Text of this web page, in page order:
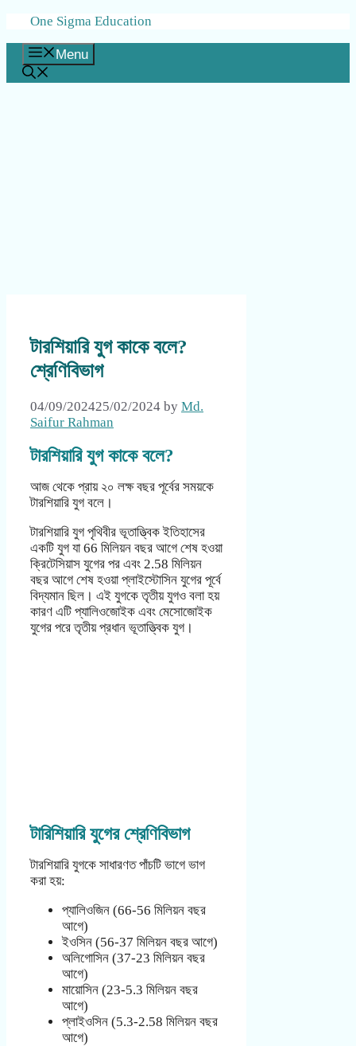
Skip
content
One Sigma Education
Menu
টারশিয়ারি যুগ কাকে বলে?
শ্রেণিবিভাগ
04/09/202425/02/2024 by Md.
Saifur Rahman
টারশিয়ারি যুগ কাকে বলে?
আজ থেকে প্রায় ২০ লক্ষ বছর পূর্বের সময়কে
টারশিয়ারি যুগ বলে।
টারশিয়ারি যুগ পৃথিবীর ভূতাত্ত্বিক ইতিহাসের
একটি যুগ যা 66 মিলিয়ন বছর আগে শেষ হওয়া
ক্রিটেসিয়াস যুগের পর এবং 2.58 মিলিয়ন
বছর আগে শেষ হওয়া প্লাইস্টোসিন যুগের পূর্বে
বিদ্যমান ছিল। এই যুগকে তৃতীয় যুগও বলা হয়
কারণ এটি প্যালিওজোইক এবং মেসোজোইক
যুগের পরে তৃতীয় প্রধান ভূতাত্ত্বিক যুগ।
টারিশিয়ারি যুগের শ্রেণিবিভাগ
টারশিয়ারি যুগকে সাধারণত পাঁচটি ভাগে ভাগ
করা হয়:
প্যালিওজিন (66-56 মিলিয়ন বছর
আগে)
ইওসিন (56-37 মিলিয়ন বছর আগে)
অলিগোসিন (37-23 মিলিয়ন বছর
আগে)
মায়োসিন (23-5.3 মিলিয়ন বছর
আগে)
প্লাইওসিন (5.3-2.58 মিলিয়ন বছর
আগে)